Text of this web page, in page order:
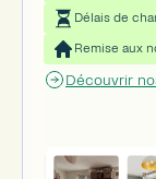
Délais de
Remise aux
Découvrir